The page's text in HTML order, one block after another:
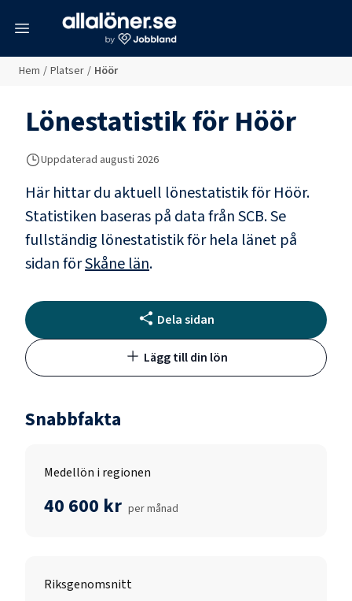
Hem / Platser / Höör
Lönestatistik förHöör
Uppdaterad augusti 2026
Här hittar du aktuell lönestatistik för Höör.
Statistiken baseras på data från SCB.Se
fullständig lönestatistik för hela länet på
sidan förSkåne län.
Dela sidan
Lägg till din lön
Snabbfakta
Medellön i regionen
40 600 kr per månad
Riksgenomsnitt